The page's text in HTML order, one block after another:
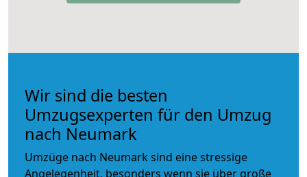
Wir sind die besten
Umzugsexperten für den Umzug
nach Neumark
Umzüge nach Neumark sind eine stressige
Angelegenheit, besonders wenn sie über große